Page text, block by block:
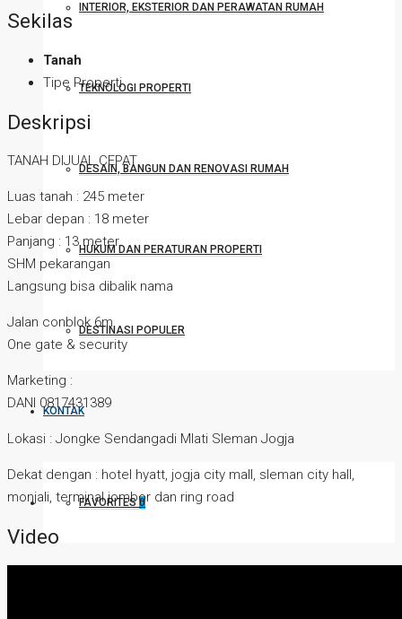
INTERIOR, EKSTERIOR DAN PERAWATAN RUMAH
TEKNOLOGI PROPERTI
DESAIN, BANGUN DAN RENOVASI RUMAH
HUKUM DAN PERATURAN PROPERTI
DESTINASI POPULER
KONTAK
FAVORITES0
Sekilas
Tanah
Tipe Properti
Deskripsi
TANAH DIJUAL CEPAT
Luas tanah : 245 meter
Lebar depan : 18 meter
Panjang : 13 meter
SHM pekarangan
Langsung bisa dibalik nama
Jalan conblok 6m
One gate & security
Marketing :
DANI 0817431389
Lokasi : Jongke Sendangadi Mlati Sleman Jogja
Dekat dengan : hotel hyatt, jogja city mall, sleman city hall,
monjali, terminal jombor dan ring road
Video